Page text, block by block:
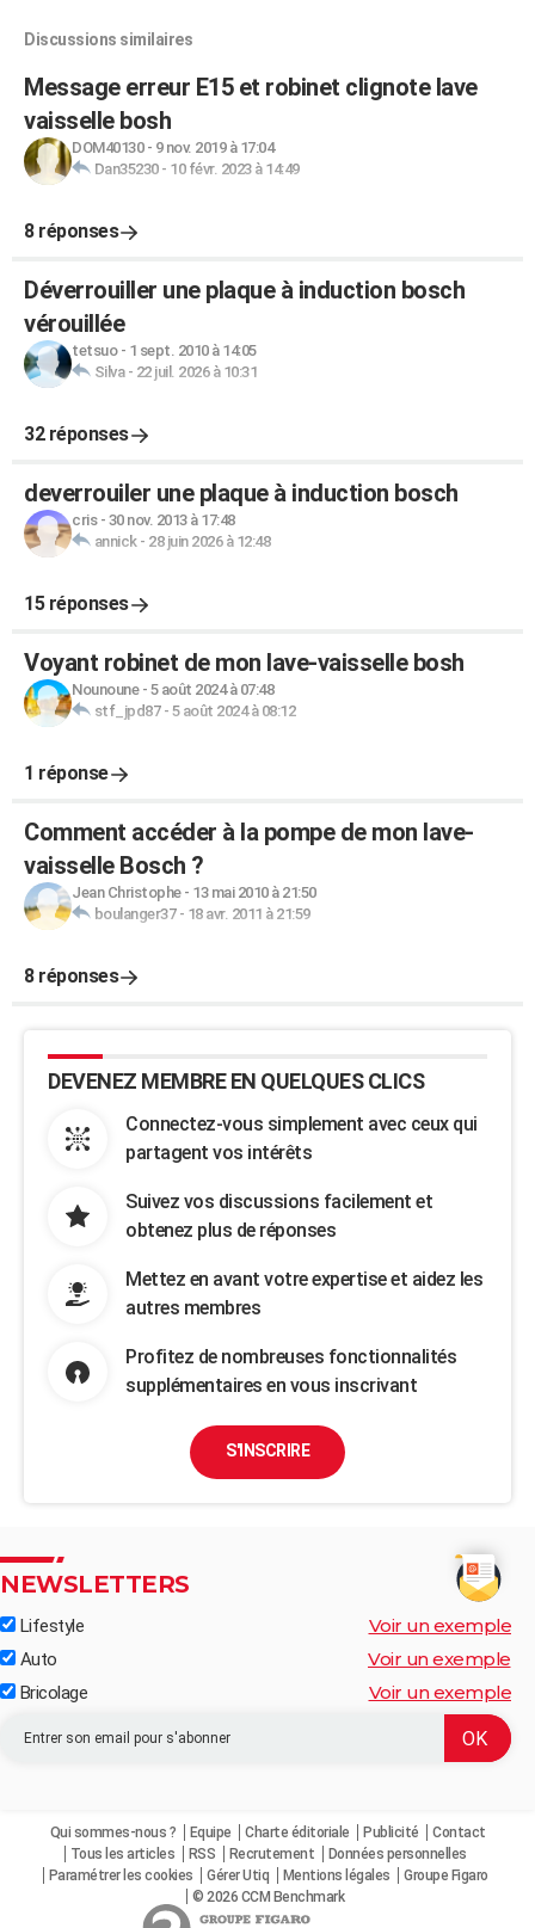
Discussions similaires
Message erreur E15 et robinet clignote lave
vaisselle bosh
DOM40130- 9 nov. 2019 à 17:04
Dan35230- 10 févr. 2023 à 14:49
8 réponses
Déverrouiller une plaque à induction bosch
vérouillée
tetsuo- 1 sept. 2010 à 14:05
Silva- 22 juil. 2026 à 10:31
32 réponses
deverrouiler une plaque à induction bosch
cris- 30 nov. 2013 à 17:48
annick- 28 juin 2026 à 12:48
15 réponses
Voyant robinet de mon lave-vaisselle bosh
Nounoune- 5 août 2024 à 07:48
stf_jpd87- 5 août 2024 à 08:12
1 réponse
Comment accéder à la pompe de mon lave-
vaisselle Bosch ?
Jean Christophe- 13 mai 2010 à 21:50
boulanger37- 18 avr. 2011 à 21:59
8 réponses
DEVENEZ MEMBRE EN QUELQUES CLICS
Connectez-vous simplement avec ceux qui
partagent vos intérêts
Suivez vos discussions facilement et
obtenez plus de réponses
Mettez en avant votre expertise et aidez les
autres membres
Profitez de nombreuses fonctionnalités
supplémentaires en vous inscrivant
S'INSCRIRE
NEWSLETTERS
Lifestyle Voir un exemple
Auto Voir un exemple
Bricolage Voir un exemple
Qui sommes-nous ? Equipe Charte éditoriale Publicité
Contact
Tous les articles
RSS Recrutement
Données personnelles
Paramétrer les cookies
Gérer Utiq Mentions légales
Groupe Figaro
© 2026 CCM Benchmark